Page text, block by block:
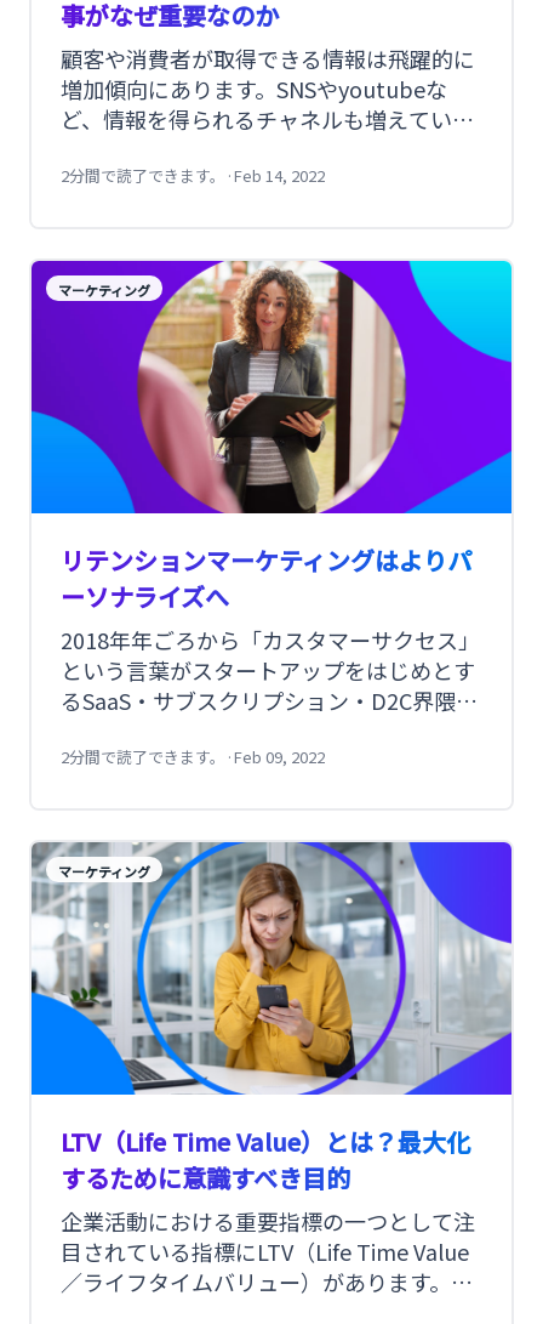
事がなぜ重要なのか
顧客や消費者が取得できる情報は飛躍的に
増加傾向にあります。SNSやyoutubeな
ど、情報を得られるチャネルも増えていま
同士で直接やり取りする選択肢も増えまし
なりました。だからこそ、「顧客インサイ
ト」をもとにした顧客起点で考えることが
重要と言われています。
2分間で読了できます。 ·Feb 14, 2022
マーケティング
リテンションマーケティングはよりパ
ーソナライズへ
2018年年ごろから「カスタマーサクセス」
という言葉がスタートアップをはじめとす
るSaaS・サブスクリプション・D2C界隈で
客を維持するための施策に注目が集まって
パーソナライズされたメッセージやプロモ
ーションが求められています。
2分間で読了できます。 ·Feb 09, 2022
マーケティング
LTV（Life Time Value）とは？最大化
するために意識すべき目的
企業活動における重要指標の一つとして注
目されている指標にLTV（Life Time Value
／ライフタイムバリュー）があります。今